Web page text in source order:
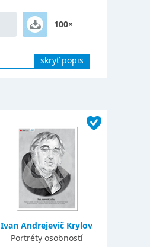
100×
skryť popis
Ivan Andrejevič Krylov
Portréty osobností